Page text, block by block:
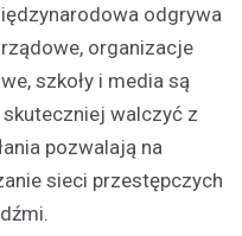
odgrywa
organizacje
szkoły i media są
skuteczniej walczyć z
pozwalają na
sieci przestępczych